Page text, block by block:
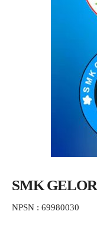
SMK
NPSN : 69980030